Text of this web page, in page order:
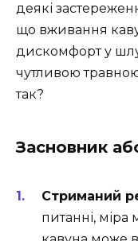
деякі
що вживання
дискомфорт у
чутливою
так?
Засновник
Стриманий
питанні, міра